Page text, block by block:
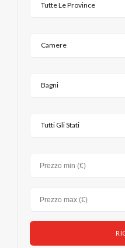
Tutte Le Province
Camere
Bagni
Tutti Gli StatiLog in
Nome utente
Password